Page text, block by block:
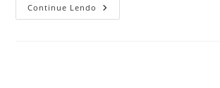
Continue Lendo
Motivos